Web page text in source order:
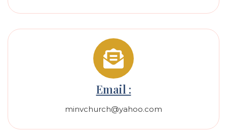
Email :
minvchurch@yahoo.com